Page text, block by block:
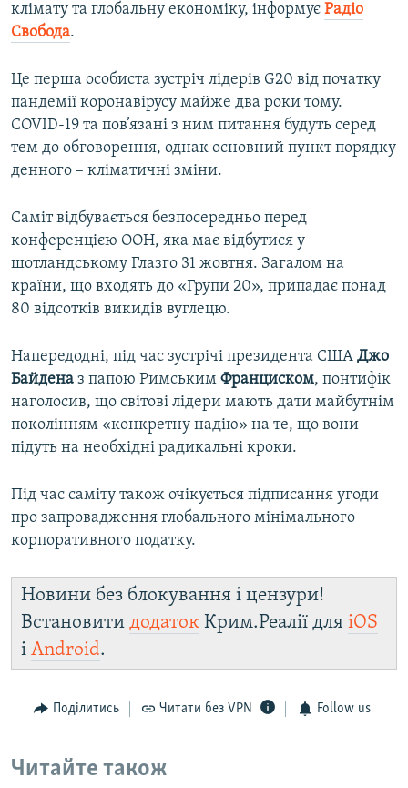
Усі сайти RFE/RL
клімату та глобальну економіку, інформує Радіо
Свобода.
Це перша особиста зустріч лідерів G20 від початку
пандемії коронавірусу майже два роки тому.
COVID-19 та пов’язані з ним питання будуть серед
тем до обговорення, однак основний пункт порядку
денного – кліматичні зміни.
Саміт відбувається безпосередньо перед
конференцією ООН, яка має відбутися у
шотландському Глазго 31 жовтня. Загалом на
країни, що входять до «Групи 20», припадає понад
80 відсотків викидів вуглецю.
Напередодні, під час зустрічі президента США Джо
Байдена з папою Римським Франциском, понтифік
наголосив, що світові лідери мають дати майбутнім
поколінням «конкретну надію» на те, що вони
підуть на необхідні радикальні кроки.
Під час саміту також очікується підписання угоди
про запровадження глобального мінімального
корпоративного податку.
Новини без блокування і цензури!
Встановити додаток Крим.Реалії для iOS
і Android.
Поділитись Читати без VPN Follow us
Читайте також